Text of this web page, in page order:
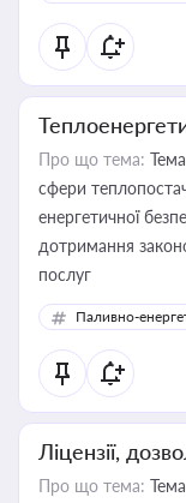
Про що тема:
сфери
енергетичної
дотримання
послуг
Паливно-
Ліцензії,
Про що тема: